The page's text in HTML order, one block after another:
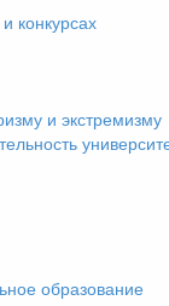
конкурсах
и экстремизму
образование